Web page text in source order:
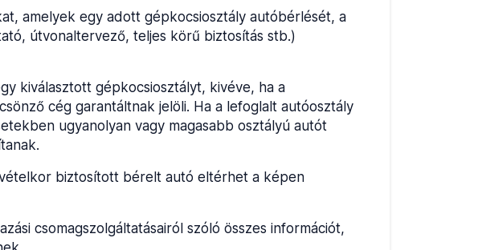
amelyek egy adott gépkocsiosztály autóbérlését, a
útvonaltervező, teljes körű biztosítás stb.)
kiválasztott gépkocsiosztályt, kivéve, ha a
cég garantáltnak jelöli. Ha a lefoglalt autóosztály
ugyanolyan vagy magasabb osztályú autót
biztosított bérelt autó eltérhet a képen
csomagszolgáltatásairól szóló összes információt,